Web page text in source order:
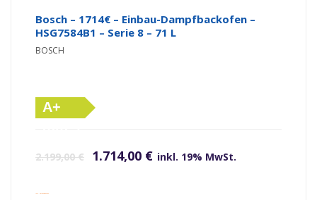
Bosch – 1714€ – Einbau-Dampfbackofen –
HSG7584B1 – Serie 8 – 71 L
BOSCH
A+
2.199,00€ 1.714,00 € inkl. 19% MwSt.
inkl. Versandkosten